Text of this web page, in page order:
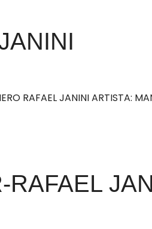
JANINI ARTISTA:
RAFAEL